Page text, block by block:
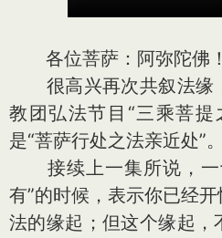
各位菩萨：阿弥陀佛！
很高兴再次共叙法缘
教团弘法节目“三乘菩提
是“菩萨行处之法亲近处”。
接续上一集所说，一
有”的时候，表示你已经
法的缘起；但这个缘起